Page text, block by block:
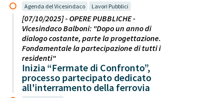
Agenda del Vicesindaco Lavori Pubblici
[07/10/2025] - OPERE PUBBLICHE -
Vicesindaco Balboni: "Dopo un anno di
dialogo costante, parte la progettazione.
Fondamentale la partecipazione di tutti i
residenti"
Inizia “Fermate di Confronto”,
processo partecipato dedicato
all'interramento della ferrovia